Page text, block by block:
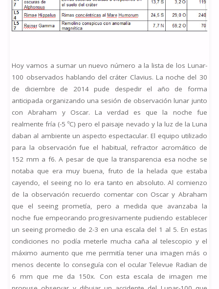
Hoy vamos a sumar un nuevo número a la lista de los Lunar-
100 observados hablando del cráter Clavius. La noche del 30
de diciembre de 2014 pude despedir el año de forma
anticipada organizando una sesión de observación lunar junto
con Abraham y Oscar. La verdad es que la noche fue
realmente fría (-5 ºC) pero el paisaje nevado y la luz de la Luna
daban al ambiente un aspecto espectacular. El equipo utilizado
para la observación fue el habitual, refractor acromático de
152 mm a f6. A pesar de que la transparencia esa noche se
notaba que era muy buena, fruto de la helada que estaba
cayendo, el seeing no lo era tanto en absoluto. Al comienzo
de la observación recuerdo comentar con Oscar y Abraham
que el seeing prometía, pero a medida que avanzaba la
noche fue empeorando progresivamente pudiendo establecer
un seeing promedio de 2-3 en una escala del 1 al 5. En estas
condiciones no podía meterle mucha caña al telescopio y el
máximo aumento que me permitía tener una imagen más o
menos decente lo conseguía con el ocular Televue Radian de
6 mm que me da 150x. Con esta escala de imagen me